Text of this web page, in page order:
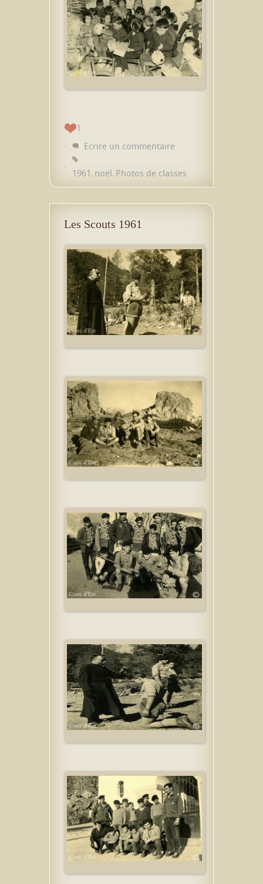
1
Ecrire un commentaire
1961 , noël, Photos de classes
Les Scouts 1961